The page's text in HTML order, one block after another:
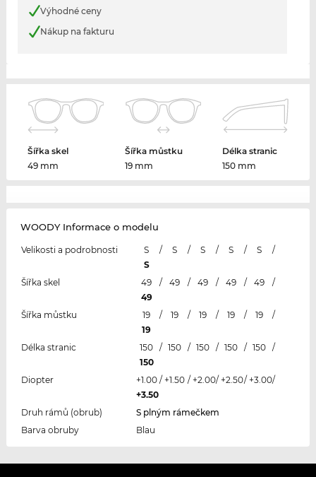
Výhodné ceny
Nákup na fakturu
Šířka skel
49 mm
Šířka můstku
19 mm
Délka stranic
150 mm
WOODY Informace o modelu
Velikosti a podrobnosti S / S / S / S / S
/
S
Šířka skel
49 / 49 / 49 / 49 / 49
/
49
Šířka můstku
19 / 19 / 19 / 19 / 19
/
19
Délka stranic
150 / 150 / 150 / 150 / 150 /
150
Diopter
+1.00 / +1.50 / +2.00/ +2.50/ +3.00/
+3.50
Druh rámů (obrub)
S plným rámečkem
Barva obruby
Blau